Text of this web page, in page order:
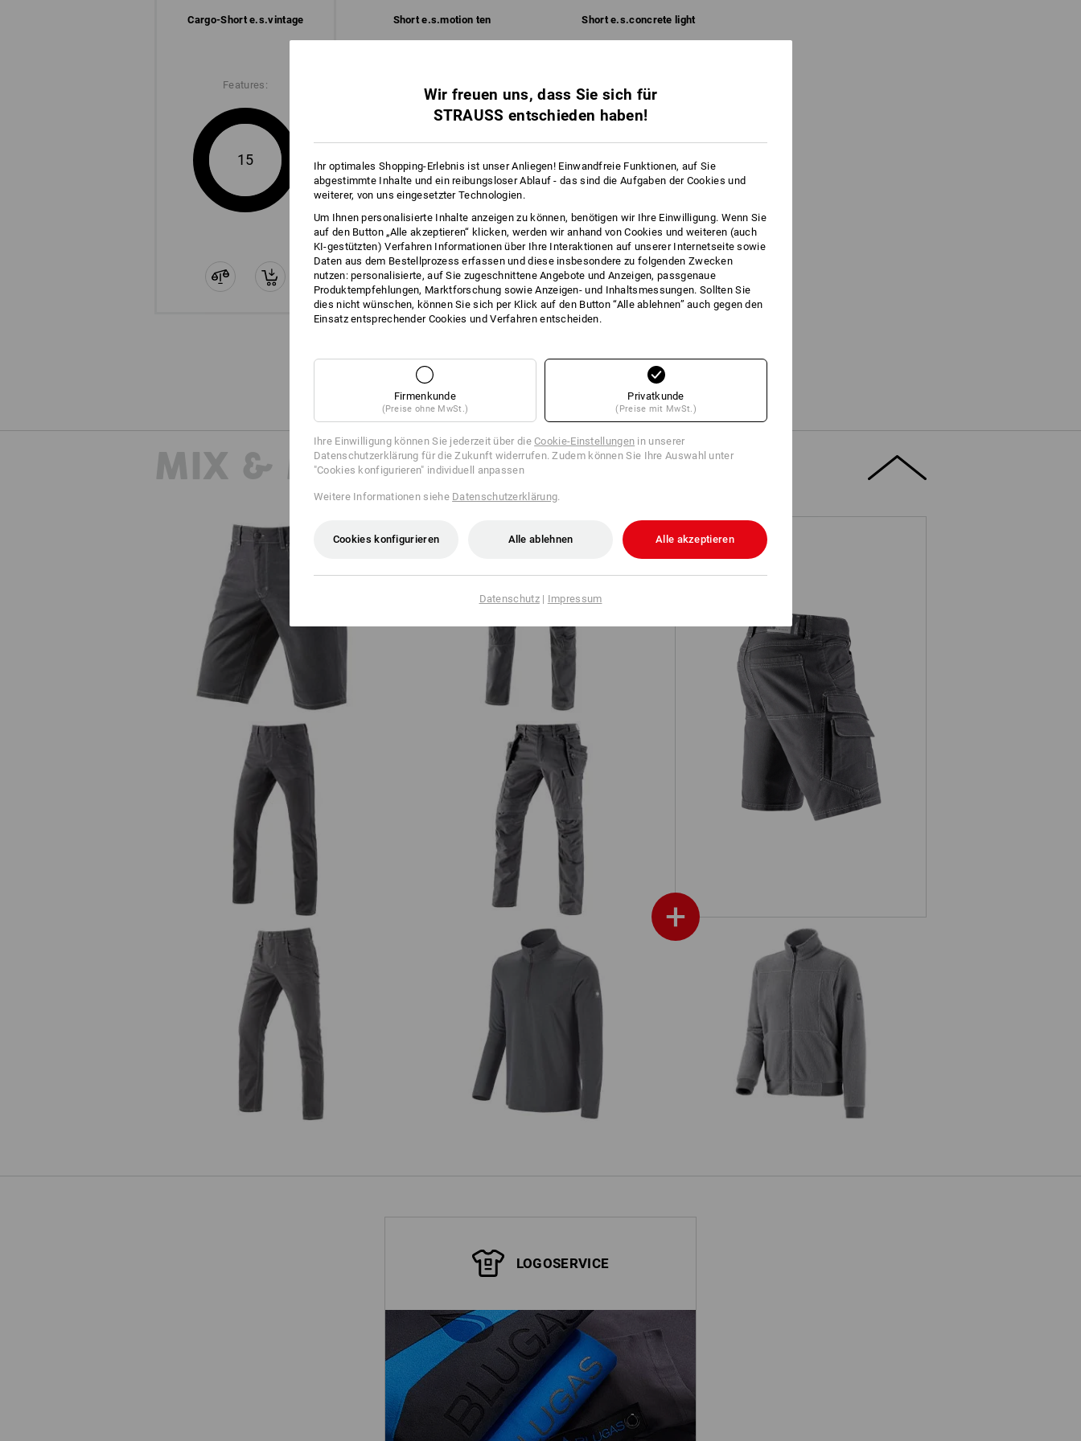
Cargo-Short e.s.​vintage
Features:
15
Short e.s.​motion ten Short e.s.​concrete light
12
+3 weitere Features
Gleiche Features:
11
+3 weitere Features
Alle Details vergleichen
MIX & MATCH
Cargo-Short e.s.vintage
+
5-Pocket-Short e.s.vintage
5-Pocket-Hose e.s.vintage Holster-Bundhose e.s.vintage
Multipocket-Hose e.s.vintage Faserpelz Jacke e.s.vintage
LOGOSERVICE
Wir freuen uns, dass Sie sich für
STRAUSS entschieden haben!
Ihr optimales Shopping-Erlebnis ist unser Anliegen! Einwandfreie Funktionen, auf Sie
abgestimmte Inhalte und ein reibungsloser Ablauf - das sind die Aufgaben der Cookies und
weiterer, von uns eingesetzter Technologien.
Um Ihnen personalisierte Inhalte anzeigen zu können, benötigen wir Ihre Einwilligung. Wenn Sie
auf den Button „Alle akzeptieren“ klicken, werden wir anhand von Cookies und weiteren (auch
KI-gestützten) Verfahren Informationen über Ihre Interaktionen auf unserer Internetseite sowie
Daten aus dem Bestellprozess erfassen und diese insbesondere zu folgenden Zwecken
nutzen: personalisierte, auf Sie zugeschnittene Angebote und Anzeigen, passgenaue
Produktempfehlungen, Marktforschung sowie Anzeigen- und Inhaltsmessungen. Sollten Sie
dies nicht wünschen, können Sie sich per Klick auf den Button “Alle ablehnen” auch gegen den
Einsatz entsprechender Cookies und Verfahren entscheiden.
Firmenkunde
(Preise ohne MwSt.)
Privatkunde
(Preise mit MwSt.)
Ihre Einwilligung können Sie jederzeit über dieCookie-Einstellungen in unserer
Datenschutzerklärung für die Zukunft widerrufen. Zudem können Sie Ihre Auswahl unter
"Cookies konfigurieren" individuell anpassen
Weitere Informationen siehe Datenschutzerklärung.
Cookies konfigurieren Alle ablehnen Alle akzeptieren
Datenschutz| Impressum